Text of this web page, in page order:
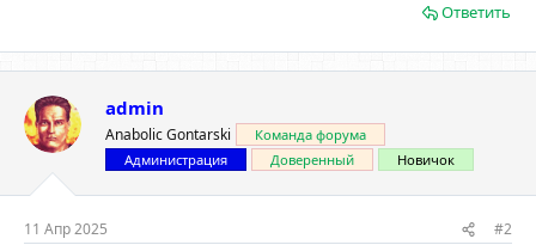
Ответить
admin
Anabolic Gontarski
Команда форума
Администрация
Доверенный Новичок
11 Апр 2025 #2